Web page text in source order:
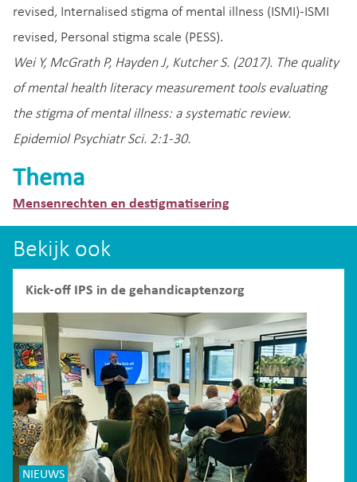
revised, Internalised stigma of mental illness (ISMI)-ISMI
revised, Personal stigma scale (PESS).
Wei Y, McGrath P, Hayden J, Kutcher S. (2017). The quality
of mental health literacy measurement tools evaluating
the stigma of mental illness: a systematic review.
Epidemiol Psychiatr Sci. 2:1-30.
Thema
Mensenrechten en destigmatisering
Bekijk ook
Kick-off IPS in de gehandicaptenzorg
NIEUWS